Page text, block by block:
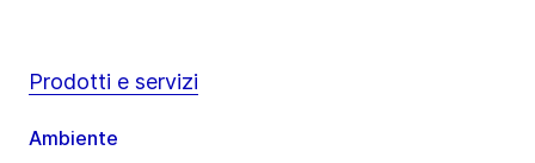
Prodotti e servizi
Ambiente